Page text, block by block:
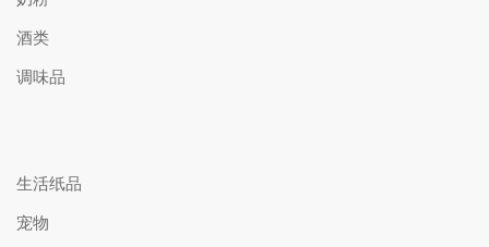
酒类
调味品
生活纸品
宠物